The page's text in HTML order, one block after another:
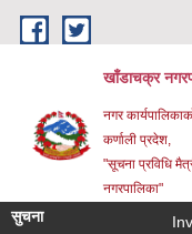
Skip to main content
खाँडाचक्र
नगर
क‍र्णाली प्रदेश,
"सूचना प्रविधि
नगरपालिका"
सुचना